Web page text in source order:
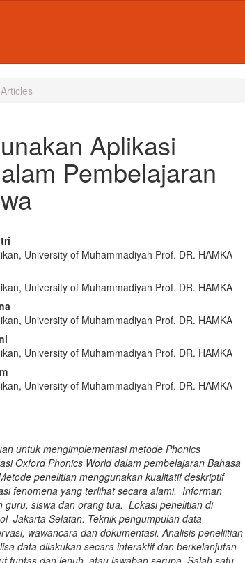
Articles
Aplikasi
Pembelajaran
University of Muhammadiyah Prof. DR. HAMKA
University of Muhammadiyah Prof. DR. HAMKA
University of Muhammadiyah Prof. DR. HAMKA
University of Muhammadiyah Prof. DR. HAMKA
University of Muhammadiyah Prof. DR. HAMKA
untuk mengimplementasi metode Phonics
Oxford Phonics World dalam pembelajaran Bahasa
penelitian menggunakan kualitatif deskriptif
fenomena yang terlihat secara alami. Informan
guru, siswa dan orang tua. Lokasi penelitian di
Jakarta Selatan. Teknik pengumpulan data
wawancara dan dokumentasi. Analisis peneliitian
data dilakukan secara interaktif dan berkelanjutan
tuntas dan jenuh, atau jawaban serupa. Salah satu